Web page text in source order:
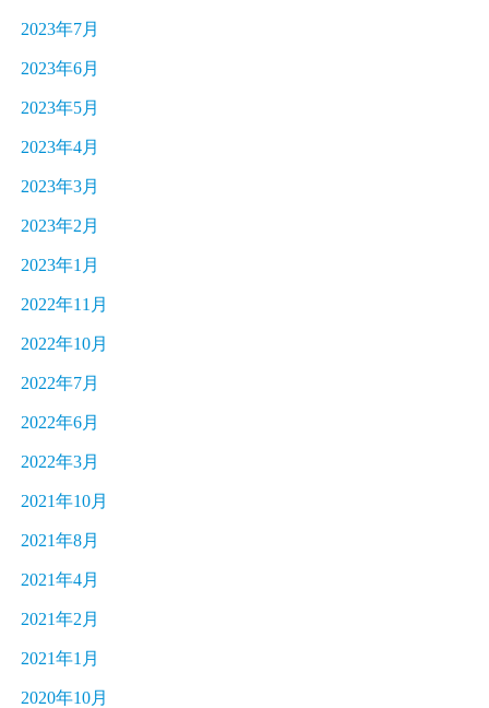
2023年7月
2023年6月
2023年5月
2023年4月
2023年3月
2023年2月
2023年1月
2022年11月
2022年10月
2022年7月
2022年6月
2022年3月
2021年10月
2021年8月
2021年4月
2021年2月
2021年1月
2020年10月